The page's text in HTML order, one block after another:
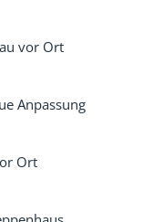
vor Ort
Anpassung
Ort